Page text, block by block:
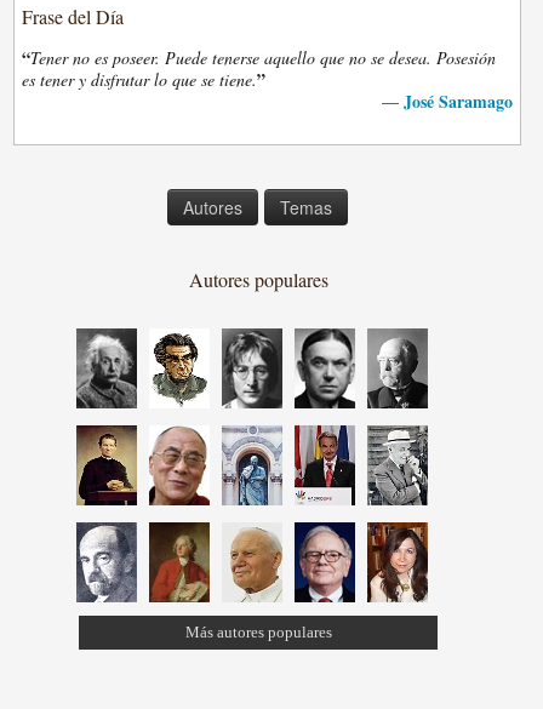
Frase del Día
“Tener no es poseer. Puede tenerse aquello que no se desea. Posesión
es tener y disfrutar lo que se tiene.”
— José Saramago
Autores Temas
Autores populares
Más autores populares